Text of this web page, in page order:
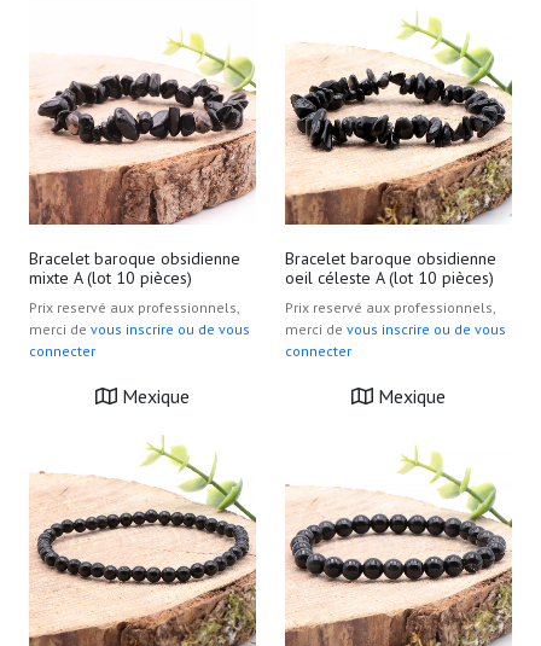
Bracelet baroque obsidienne
mixte A (lot 10 pièces)
Prix reservé aux professionnels,
merci de vous inscrire ou de vous
connecter
Mexique
Bracelet baroque obsidienne
oeil céleste A (lot 10 pièces)
Prix reservé aux professionnels,
merci de vous inscrire ou de vous
connecter
Mexique